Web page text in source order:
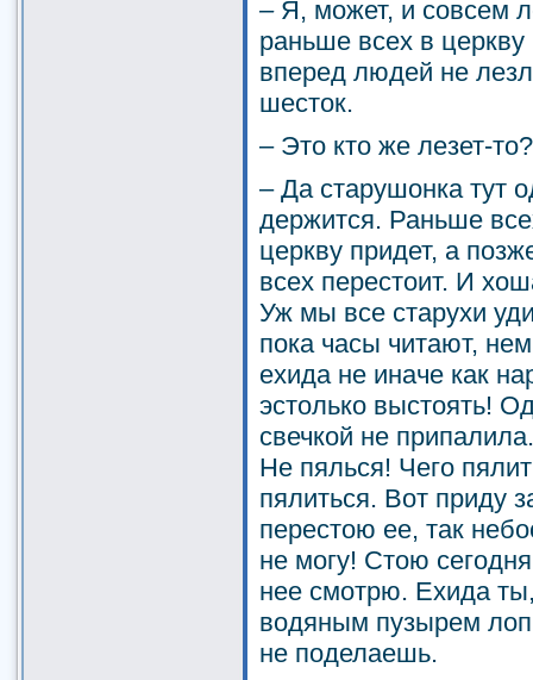
–Я, может, и совсем
раньше всех в
вперед людей не
шесток.
– Это кто же лезет-то?
– Да старушонка тут
держится. Раньше
церкву придет, а
всех перестоит. И
Уж мы все старухи
пока часы читают,
ехида не иначе как
эстолько выстоять!
свечкой не
Не пялься! Чего
пялиться. Вот приду
перестою ее, так
не могу! Стою
нее смотрю. Ехида
водяным пузырем
не поделаешь.